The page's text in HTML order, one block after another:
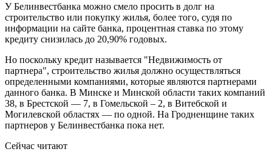
У Белинвестбанка можно смело просить в долг на
строительство или покупку жилья, более того, судя по
информации на сайте банка, процентная ставка по этому
кредиту снизилась до 20,90% годовых.
Но поскольку кредит называется "Недвижимость от
партнера", строительство жилья должно осуществляться
определенными компаниями, которые являются партнерами
данного банка. В Минске и Минской области таких компаний
38, в Брестской — 7, в Гомельской – 2, в Витебской и
Могилевской областях — по одной. На Гродненщине таких
партнеров у Белинвестбанка пока нет.
Сейчас читают